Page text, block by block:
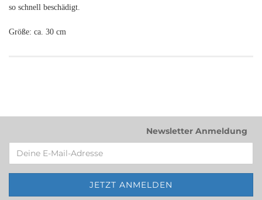
so schnell beschädigt.
Größe: ca. 30 cm
Newsletter Anmeldung